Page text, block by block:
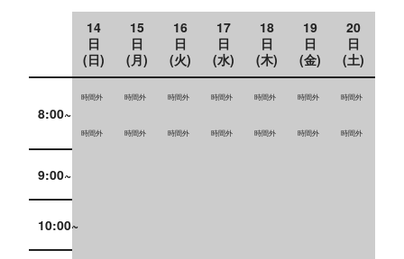
14
日
(日)
15
日
(月)
16
日
(火)
17
日
(水)
18
日
(木)
19
日
(金)
20
日
(土)
8:00~
時間外 時間外 時間外 時間外 時間外 時間外 時間外
時間外 時間外 時間外 時間外 時間外 時間外 時間外
9:00~
10:00~